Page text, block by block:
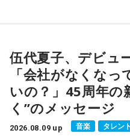
■放送日時：2026年8月16日
■パーソナリティ：吉田尚記
■ゲスト：小山宙哉
■メールアドレス：
■公式Xアカウント：
■ハッシュタグ：#マンガのラ
■番組HP：https://manga-
伍代夏子、デビュ
「会社がなくな
いの？」45周年の
く”のメッセージ
2026.08.09 up 音楽 タレント